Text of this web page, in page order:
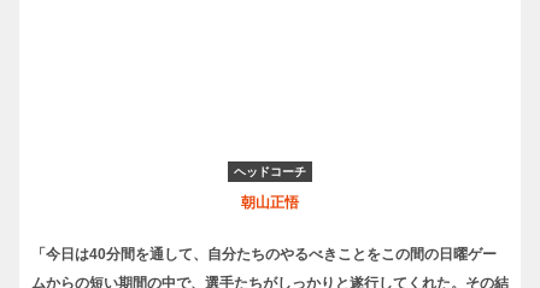
ヘッドコーチ
朝山正悟
「今日は40分間を通して、自分たちのやるべきことをこの間の日曜ゲー
ムからの短い期間の中で、選手たちがしっかりと遂行してくれた。その結